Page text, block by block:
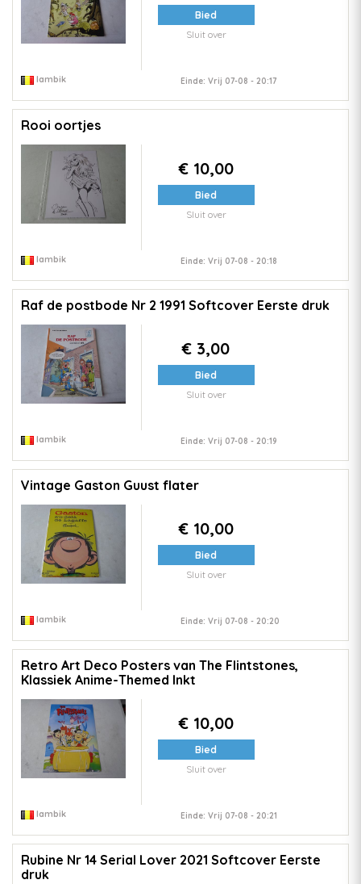
Bied
Sluit over
lambik Einde: Vrij 07-08 - 20:17
Rooi oortjes
€ 10,00
Bied
Sluit over
lambik Einde: Vrij 07-08 - 20:18
Raf de postbode Nr 2 1991 Softcover Eerste druk
€ 3,00
Bied
Sluit over
lambik Einde: Vrij 07-08 - 20:19
Vintage Gaston Guust flater
€ 10,00
Bied
Sluit over
lambik Einde: Vrij 07-08 - 20:20
Retro Art Deco Posters van The Flintstones,
Klassiek Anime-Themed Inkt
€ 10,00
Bied
Sluit over
lambik Einde: Vrij 07-08 - 20:21
Rubine Nr 14 Serial Lover 2021 Softcover Eerste
druk